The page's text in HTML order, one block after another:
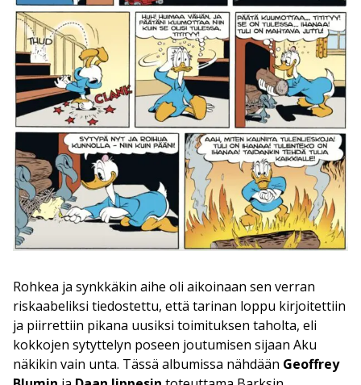
Rohkea ja synkkäkin aihe oli aikoinaan sen verran
riskaabeliksi tiedostettu, että tarinan loppu kirjoitettiin
ja piirrettiin pikana uusiksi toimituksen taholta, eli
kokkojen sytyttelyn poseen joutumisen sijaan Aku
näkikin vain unta. Tässä albumissa nähdään Geoffrey